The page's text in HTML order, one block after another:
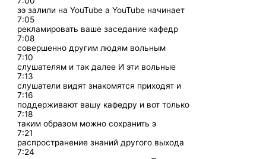
ээ залили на YouTube а YouTube начинает
7:05
рекламировать ваше заседание кафедр
7:08
совершенно другим людям вольным
7:10
слушателям и так далее И эти вольные
7:13
слушатели видят знакомятся приходят и
7:16
поддерживают вашу кафедру и вот только
7:18
таким образом можно сохранить э
7:21
распространение знаний другого выхода
7:24